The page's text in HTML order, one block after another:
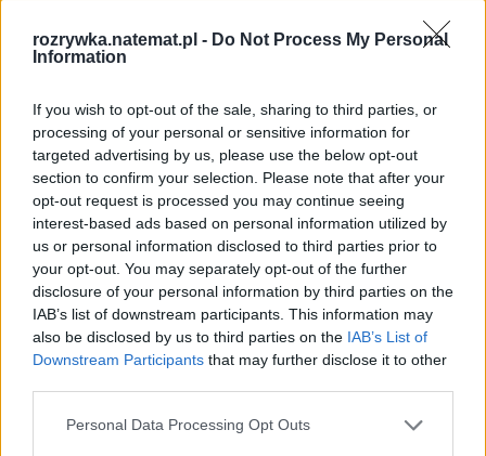
rozrywka.natemat.pl - Do Not Process My Personal
Information
If you wish to opt-out of the sale, sharing to third parties, or
processing of your personal or sensitive information for
targeted advertising by us, please use the below opt-out
section to confirm your selection. Please note that after your
opt-out request is processed you may continue seeing
interest-based ads based on personal information utilized by
us or personal information disclosed to third parties prior to
your opt-out. You may separately opt-out of the further
disclosure of your personal information by third parties on the
IAB’s list of downstream participants. This information may
also be disclosed by us to third parties on the IAB’s List of
Downstream Participants that may further disclose it to other
Personal Data Processing Opt Outs